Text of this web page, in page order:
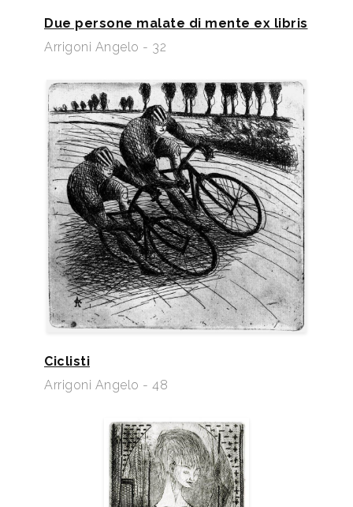
Due persone malate di mente ex libris
Arrigoni Angelo - 32
Ciclisti
Arrigoni Angelo - 48